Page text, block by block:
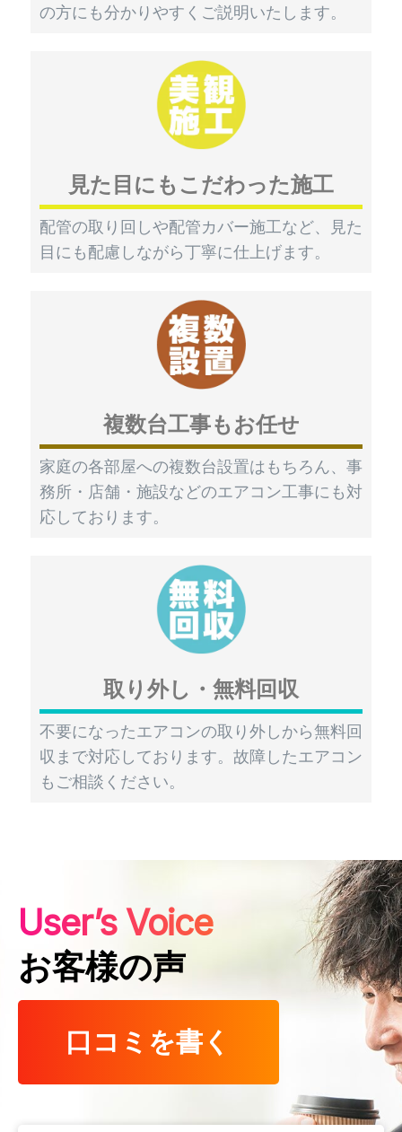
の方にも分かりやすくご説明いたします。
見た目にもこだわった施工
配管の取り回しや配管カバー施工など、見た
目にも配慮しながら丁寧に仕上げます。
複数台工事もお任せ
家庭の各部屋への複数台設置はもちろん、事
務所・店舗・施設などのエアコン工事にも対
応しております。
取り外し・無料回収
不要になったエアコンの取り外しから無料回
収まで対応しております。故障したエアコン
もご相談ください。
User’s Voice
お客様の声
口コミを書く